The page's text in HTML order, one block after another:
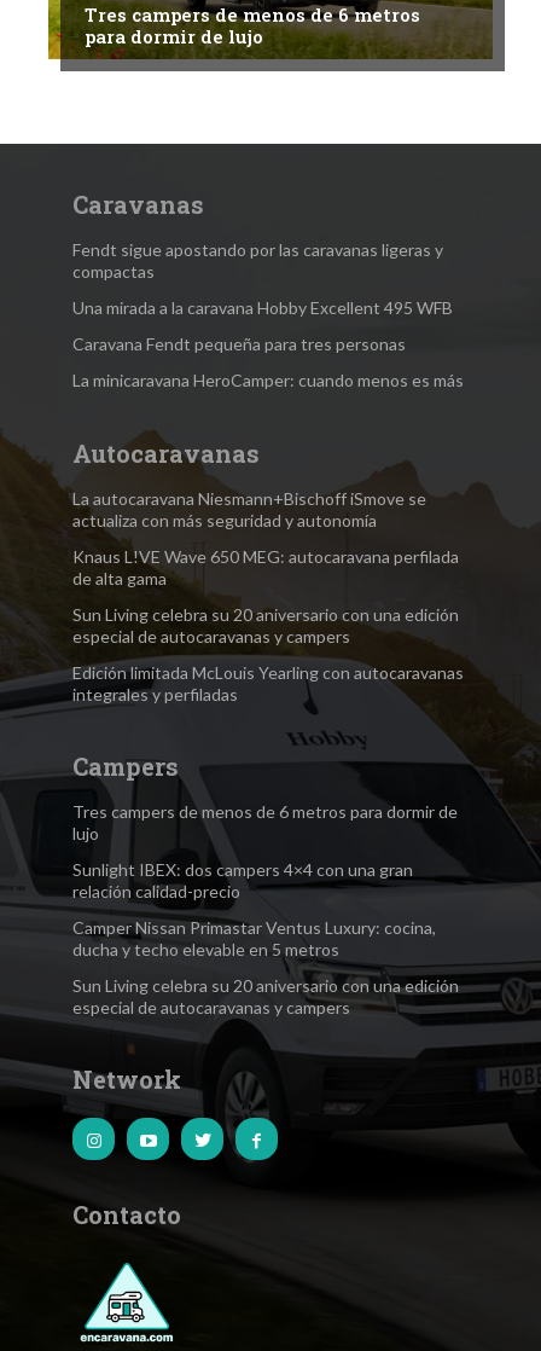
Tres campers de menos de 6 metros
para dormir de lujo
Caravanas
Fendt sigue apostando por las caravanas ligeras y
compactas
Una mirada a la caravana Hobby Excellent 495 WFB
Caravana Fendt pequeña para tres personas
La minicaravana HeroCamper: cuando menos es más
Autocaravanas
La autocaravana Niesmann+Bischoff iSmove se
actualiza con más seguridad y autonomía
Knaus L!VE Wave 650 MEG: autocaravana perfilada
de alta gama
Sun Living celebra su 20 aniversario con una edición
especial de autocaravanas y campers
Edición limitada McLouis Yearling con autocaravanas
integrales y perfiladas
Campers
Tres campers de menos de 6 metros para dormir de
lujo
Sunlight IBEX: dos campers 4×4 con una gran
relación calidad-precio
Camper Nissan Primastar Ventus Luxury: cocina,
ducha y techo elevable en 5 metros
Sun Living celebra su 20 aniversario con una edición
especial de autocaravanas y campers
Network
Contacto